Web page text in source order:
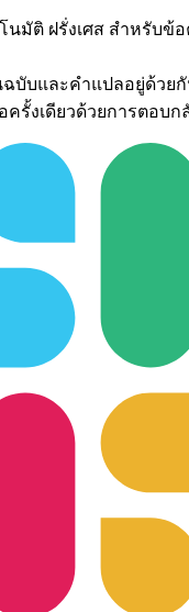
นมัติ ฝรั่งเศส สำหรับข้
บับและคำแปลอยู่ด้วย
ครั้งเดียวด้วยการตอบก